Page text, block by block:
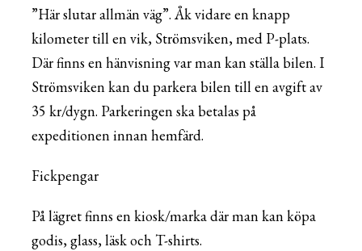
”Här slutar allmän väg”. Åk vidare en knapp
kilometer till en vik, Strömsviken, med P-plats.
Där finns en hänvisning var man kan ställa bilen. I
Strömsviken kan du parkera bilen till en avgift av
35 kr/dygn. Parkeringen ska betalas på
expeditionen innan hemfärd.
Fickpengar
På lägret finns en kiosk/marka där man kan köpa
godis, glass, läsk och T-shirts.